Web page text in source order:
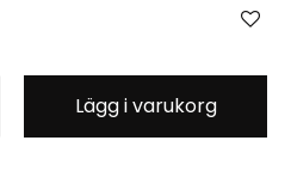
Lägg i varukorg